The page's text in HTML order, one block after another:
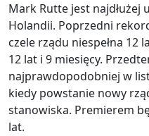
Mark Rutte jest najdłużej
Holandii. Poprzedni
czele rządu niespełna 12
12 lat i 9 miesięcy.
najprawdopodobniej w
kiedy powstanie nowy
stanowiska. Premierem
lat.